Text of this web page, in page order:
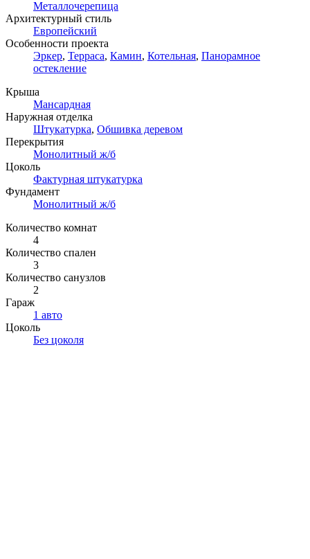
Металлочерепица
Архитектурный стиль
Европейский
Особенности проекта
Эркер, Терраса, Камин, Котельная, Панорамное
остекление
Крыша
Мансардная
Наружная отделка
Штукатурка, Обшивка деревом
Перекрытия
Монолитный ж/б
Цоколь
Фактурная штукатурка
Фундамент
Монолитный ж/б
Количество комнат
4
Количество спален
3
Количество санузлов
2
Гараж
1 авто
Цоколь
Без цоколя